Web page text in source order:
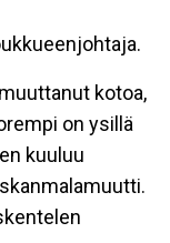
kotoa,
on ysillä
kuuluu